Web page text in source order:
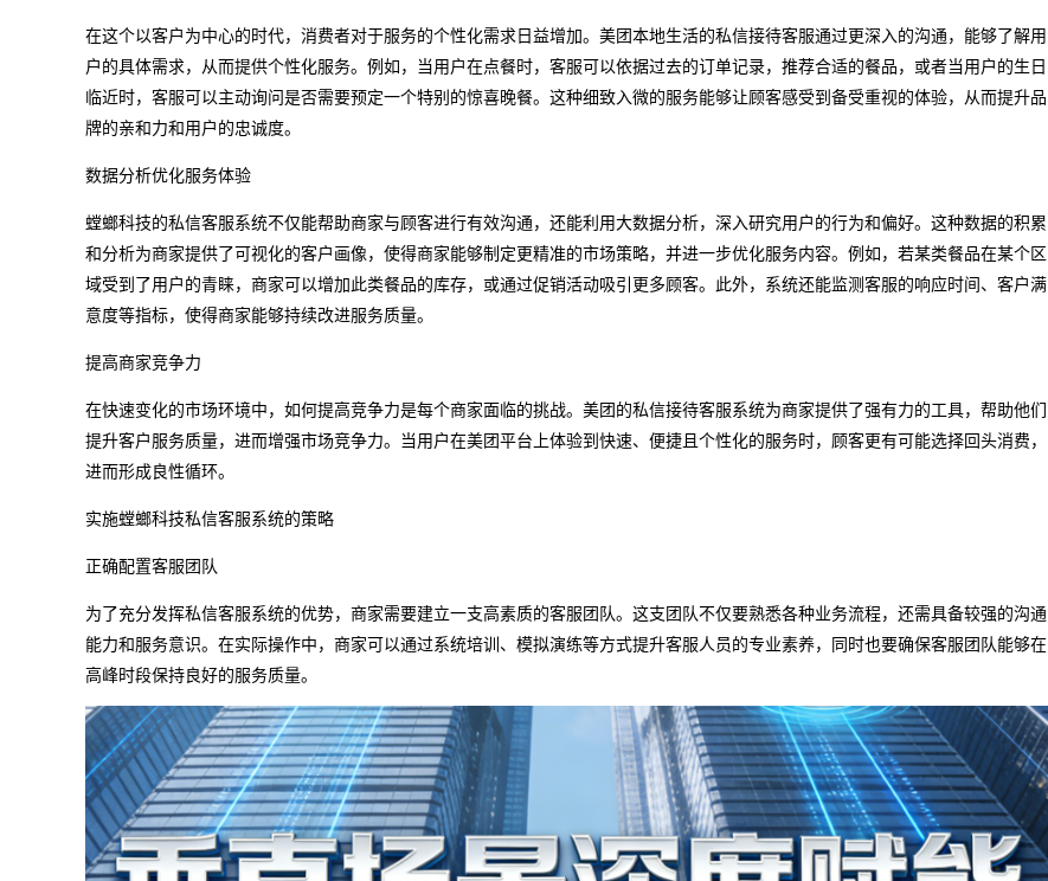
在这个以客户为中心的时代，消费者对于服务的个性化需求日益增加。美团本地生活的私信接待客服通过更深入的沟通，能够了解用
户的具体需求，从而提供个性化服务。例如，当用户在点餐时，客服可以依据过去的订单记录，推荐合适的餐品，或者当用户的生日
临近时，客服可以主动询问是否需要预定一个特别的惊喜晚餐。这种细致入微的服务能够让顾客感受到备受重视的体验，从而提升品
牌的亲和力和用户的忠诚度。
数据分析优化服务体验
螳螂科技的私信客服系统不仅能帮助商家与顾客进行有效沟通，还能利用大数据分析，深入研究用户的行为和偏好。这种数据的积累
和分析为商家提供了可视化的客户画像，使得商家能够制定更精准的市场策略，并进一步优化服务内容。例如，若某类餐品在某个区
域受到了用户的青睐，商家可以增加此类餐品的库存，或通过促销活动吸引更多顾客。此外，系统还能监测客服的响应时间、客户满
意度等指标，使得商家能够持续改进服务质量。
提高商家竞争力
在快速变化的市场环境中，如何提高竞争力是每个商家面临的挑战。美团的私信接待客服系统为商家提供了强有力的工具，帮助他们
提升客户服务质量，进而增强市场竞争力。当用户在美团平台上体验到快速、便捷且个性化的服务时，顾客更有可能选择回头消费，
进而形成良性循环。
实施螳螂科技私信客服系统的策略
正确配置客服团队
为了充分发挥私信客服系统的优势，商家需要建立一支高素质的客服团队。这支团队不仅要熟悉各种业务流程，还需具备较强的沟通
能力和服务意识。在实际操作中，商家可以通过系统培训、模拟演练等方式提升客服人员的专业素养，同时也要确保客服团队能够在
高峰时段保持良好的服务质量。